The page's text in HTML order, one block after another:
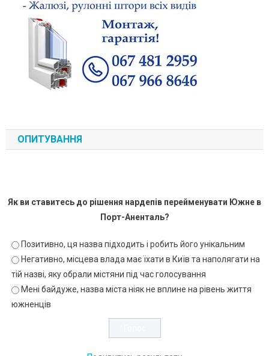
ОПИТУВАННЯ
Як ви ставитесь до рішення нардепів перейменувати Южне в
Порт-Аненталь?
Позитивно, ця назва підходить і робить його унікальним
Негативно, місцева влада має їхати в Київ та наполягати на
тій назві, яку обрали містяни під час голосування
Мені байдуже, назва міста ніяк не вплине на рівень життя
южненців